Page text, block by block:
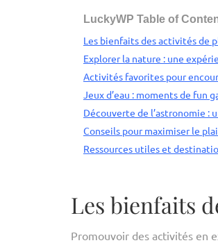
LuckyWP Table of
Les bienfaits des activités de
Explorer la nature : une
Activités favorites pour
Jeux d’eau : moments de fun
Découverte de l’astronomie :
Conseils pour maximiser le
Ressources utiles et
Les bienfaits
Promouvoir des activités en